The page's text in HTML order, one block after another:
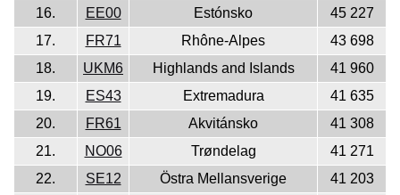
16.
EE00 Estónsko
45 227
17.
FR71 Rhône-Alpes
43 698
18.
UKM6 Highlands and Islands
41 960
19.
ES43 Extremadura
41 635
20.
FR61 Akvitánsko
41 308
21.
NO06 Trøndelag
41 271
22.
SE12 Östra Mellansverige
41 203